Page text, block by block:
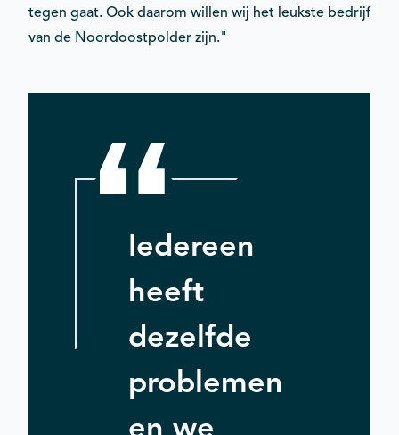
tegen gaat. Ook daarom willen wij het leukste bedrijf
van de Noordoostpolder zijn."
Iedereen
heeft
dezelfde
problemen